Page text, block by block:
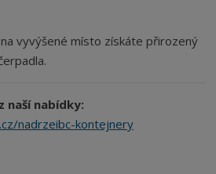
vyvýšené místo získáte přirozený
naší nabídky:
nadrzeibc-kontejnery